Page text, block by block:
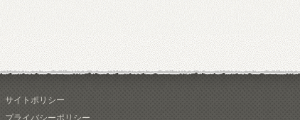
サイトポリシー
プライバシーポリシー